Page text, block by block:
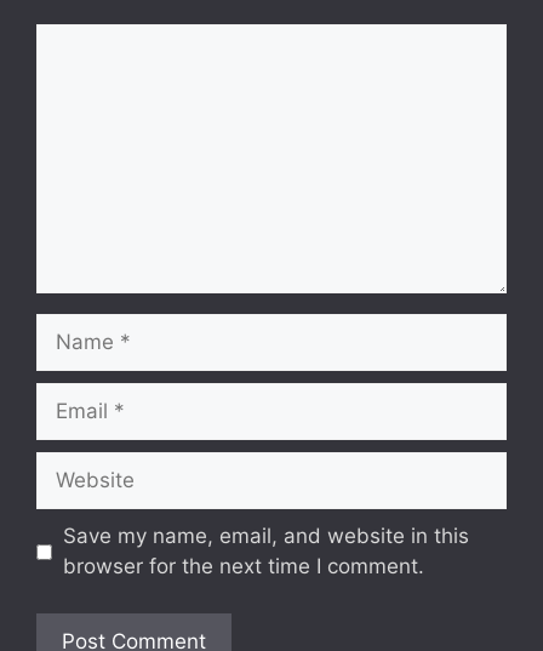
Name
Email
Website
Save my name, email, and website in this
browser for the next time I comment.